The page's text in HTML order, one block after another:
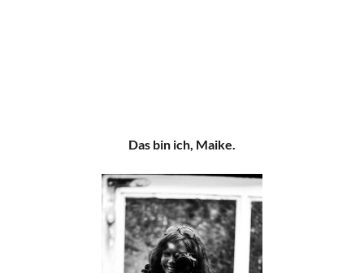
Das bin ich, Maike.